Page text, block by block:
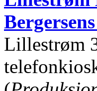
Lillestrøm